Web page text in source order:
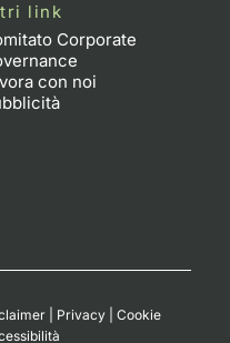
link
Corporate
con noi
Privacy
Cookie